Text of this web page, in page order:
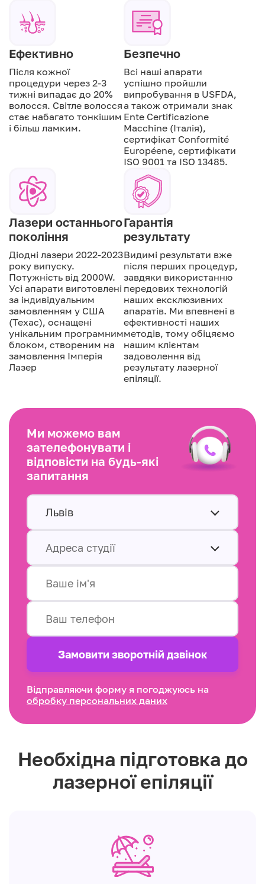
Ефективно
Після кожної
процедури через 2-3
тижні випадає до 20%
волосся. Світле волосся
стає набагато тонкішим
і більш ламким.
Безпечно
Всі наші апарати
успішно пройшли
випробування в USFDA,
а також отримали знак
Ente Certificazione
Macchine (Італія),
сертифікат Conformité
Européene, сертифікати
ISO 9001 та ISO 13485.
Лазери останнього
покоління
Діодні лазери 2022-2023
року випуску.
Потужність від 2000W.
Усі апарати виготовлені
за індивідуальним
замовленням у США
(Техас), оснащені
унікальним програмним
блоком, створеним на
замовлення Імперія
Лазер
Гарантія
результату
Видимі результати вже
після перших процедур,
завдяки використанню
передових технологій
наших ексклюзивних
апаратів. Ми впевнені в
ефективності наших
методів, тому обіцяємо
нашим клієнтам
задоволення від
результату лазерної
епіляції.
Ми можемо вам
зателефонувати і
відповісти на будь-які
запитання
Львів
Адреса студії
Замовити зворотнiй дзвінок
Відправляючи форму я погоджуюсь на
обробку персональних даних
Необхідна підготовка до
лазерної епіляції